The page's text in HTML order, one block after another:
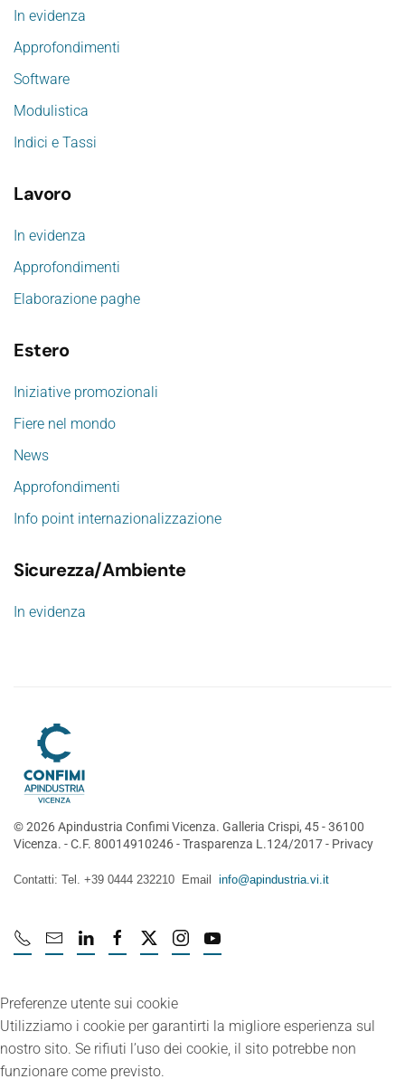
In evidenza
Approfondimenti
Software
Modulistica
Indici e Tassi
Lavoro
In evidenza
Approfondimenti
Elaborazione paghe
Estero
Iniziative promozionali
Fiere nel mondo
News
Approfondimenti
Info point internazionalizzazione
Sicurezza/Ambiente
In evidenza
©2026Apindustria Confimi Vicenza. Galleria Crispi, 45 - 36100
Vicenza. - C.F. 80014910246 -Trasparenza L.124/2017- Privacy
Contatti: Tel. +39 0444 232210 Email info@apindustria.vi.it
Preferenze utente sui cookie
Utilizziamo i cookie per garantirti la migliore esperienza sul
nostro sito. Se rifiuti l’uso dei cookie, il sito potrebbe non
funzionare come previsto.